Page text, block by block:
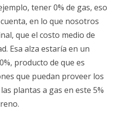
tener 0% de gas, eso
en lo que nosotros
que el costo medio de
Esa alza estaría en un
producto de que es
que puedan proveer los
plantas a gas en este 5%